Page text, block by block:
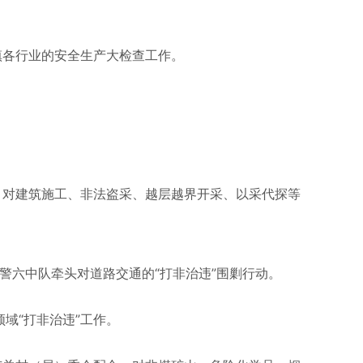
行业的安全生产大检查工作。
建筑施工、非法盗采、越层越界开采、以采代探等
中队牵头对道路交通的“打非治违”围剿行动。
“打非治违”工作。